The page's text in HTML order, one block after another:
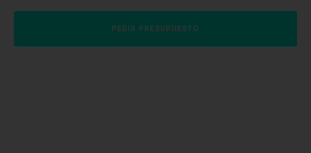
PEDIR PRESUPUESTO